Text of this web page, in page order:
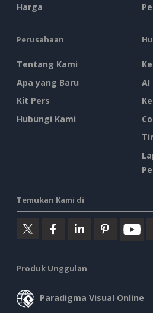
Harga
Perusahaan
Tentang Kami
Apa yang Baru
Kit Pers
Hubungi Kami
AI
Temukan Kami di
Produk Unggulan
Paradigma Visual Online